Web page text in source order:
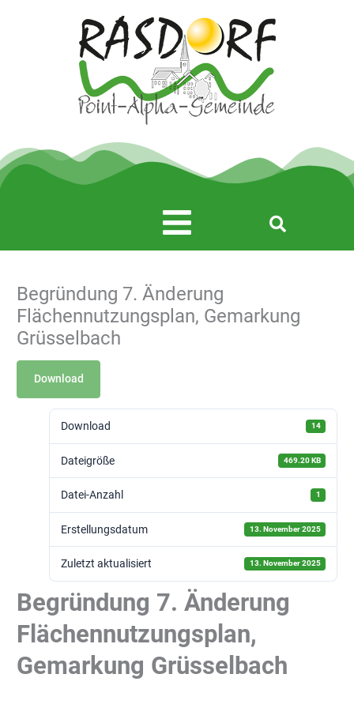
Main
Menu
Begründung 7. Änderung
Flächennutzungsplan, Gemarkung
Grüsselbach
Download
Download 14
Dateigröße 469.20 KB
Datei-Anzahl 1
Erstellungsdatum 13. November 2025
Zuletzt aktualisiert 13. November 2025
Begründung 7. Änderung
Flächennutzungsplan,
Gemarkung Grüsselbach